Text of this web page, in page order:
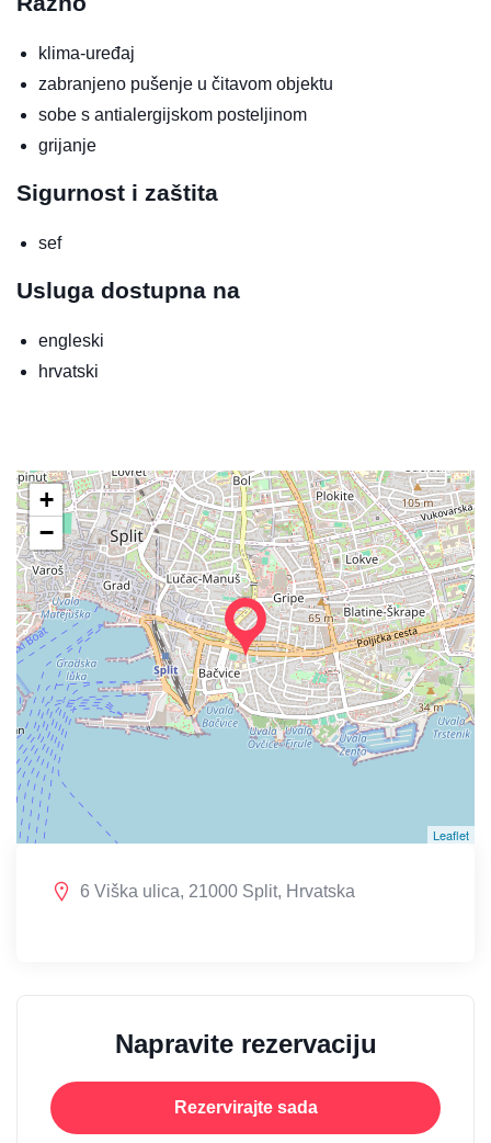
klima-uređaj
zabranjeno pušenje u čitavom objektu
sobe s antialergijskom posteljinom
grijanje
Sigurnost i zaštita
sef
Usluga dostupna na
engleski
hrvatski
+
−
Leaflet
6 Viška ulica, 21000 Split, Hrvatska
Napravite rezervaciju
Rezervirajte sada